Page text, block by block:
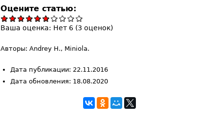
Оцените статью:
Ваша оценка: Нет 6 (3 оценок)
Авторы: Andrey H., Miniola.
Дата публикации: 22.11.2016
Дата обновления: 18.08.2020